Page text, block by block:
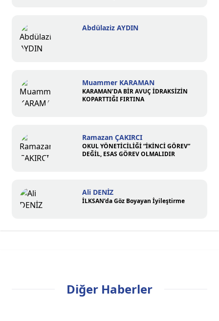
Abdülaziz AYDIN
Muammer KARAMAN
KARAMAN’DA BİR AVUÇ İDRAKSİZİN
KOPARTTIĞI FIRTINA
Ramazan ÇAKIRCI
OKUL YÖNETİCİLİĞİ “İKİNCİ GÖREV”
DEĞİL, ESAS GÖREV OLMALIDIR
Ali DENİZ
İLKSAN’da Göz Boyayan İyileştirme
Diğer Haberler